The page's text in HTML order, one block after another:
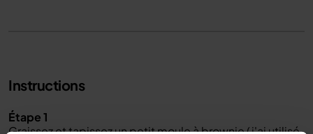
Instructions
Étape 1
Graissez et tapissez un petit moule à brownie (j'ai utilisé